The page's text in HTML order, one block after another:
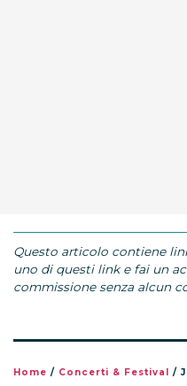
Questo articolo contiene
uno di questi link e fai un
commissione senza alcun
Home / Concerti & Festival /